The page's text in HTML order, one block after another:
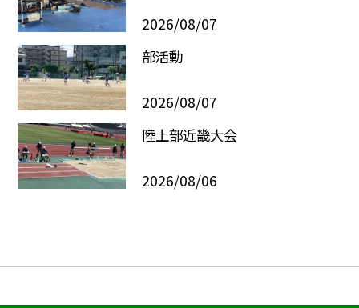
2026/08/07
部活動
2026/08/07
陸上部近畿大会
2026/08/06